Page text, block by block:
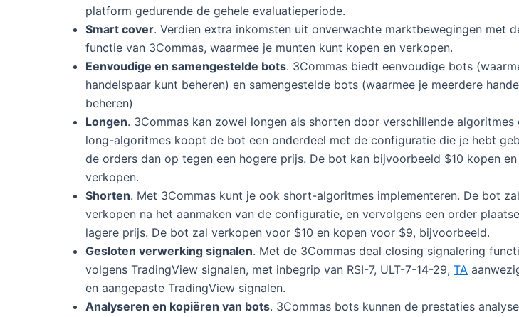
platform gedurende de gehele evaluatieperiode.
Smart cover. Verdien extra inkomsten uit onverwachte marktbewegingen met
functie van 3Commas, waarmee je munten kunt kopen en verkopen.
Eenvoudige en samengestelde bots. 3Commas biedt eenvoudige bots
handelspaar kunt beheren) en samengestelde bots (waarmee je meerdere
beheren)
Longen. 3Commas kan zowel longen als shorten door verschillende algoritmes
long-algoritmes koopt de bot een onderdeel met de configuratie die je hebt
de orders dan op tegen een hogere prijs. De bot kan bijvoorbeeld $10 kopen en
verkopen.
Shorten. Met 3Commas kunt je ook short-algoritmes implementeren. De bot
verkopen na het aanmaken van de configuratie, en vervolgens een order
lagere prijs. De bot zal verkopen voor $10 en kopen voor $9, bijvoorbeeld.
Gesloten verwerking signalen. Met de 3Commas deal closing signalering
volgens TradingView signalen, met inbegrip van RSI-7, ULT-7-14-29, TA
en aangepaste TradingView signalen.
Analyseren en kopiëren van bots. 3Commas bots kunnen de prestaties